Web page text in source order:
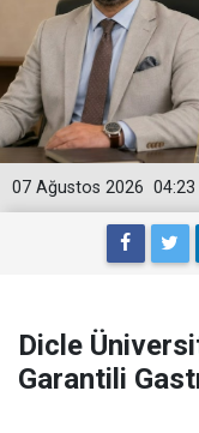
04:23
07 Ağustos 2026
Dicle
Garantili